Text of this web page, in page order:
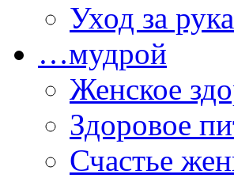
Уход за
…мудрой
Женское
Здоровое
Счастье